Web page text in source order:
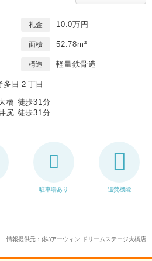
礼金 10.0万円
面積 52.78m²
構造 軽量鉄骨造
目２丁目
橋 徒歩31分
尻 徒歩31分
駐車場あり 追焚機能
情報提供元：(株)アーウィン ドリームステージ大橋店